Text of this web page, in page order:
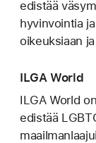
edistää
hyvinvointia
oikeuksiaan
ILGA World
ILGA World
edistää